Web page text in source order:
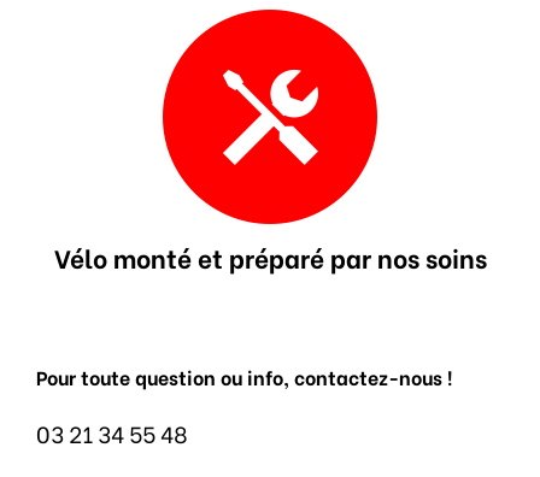
Vélo monté et préparé par nos soins
Pour toute question ou info, contactez-nous !
03 21 34 55 48